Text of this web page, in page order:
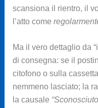
scansiona il rientro, il
l’atto come
Ma il vero dettaglio da
di consegna: se il
citofono o sulla
nemmeno lasciato; la
la causale